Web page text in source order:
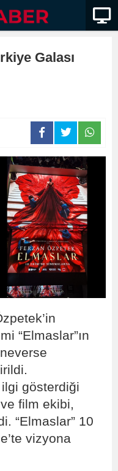
Galası
“Elmaslar”ın
gösterdiği
film ekibi,
“Elmaslar” 10
vizyona